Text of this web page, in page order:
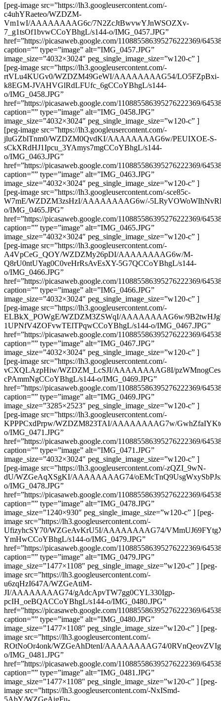
[peg-image src=”https://lh3.googleusercontent.com/-
c4uhYRaeteo/WZDZM-
Vm1wI/AAAAAAAAG6c/7N2ZcJtBwvwYJnWSOZXv-
7_g1tsOf1bvwCCoYBhgL/s144-o/IMG_0457.JPG”
href=”https://picasaweb.google.com/110885586395276222369/
caption=”” type=”image” alt=”IMG_0457.JPG”
image_size=”4032×3024″ peg_single_image_size=”w120-c” ]
[peg-image src=”https://lh3.googleusercontent.com/-
rtVLu4KUGv0/WZDZM49GeWI/AAAAAAAAG54/LO5FZpBxi-
k8EGM-JVAHVGlRdLFUfc_6gCCoYBhgL/s144-
o/IMG_0458.JPG”
href=”https://picasaweb.google.com/110885586395276222369/
caption=”” type=”image” alt=”IMG_0458.JPG”
image_size=”4032×3024″ peg_single_image_size=”w120-c” ]
[peg-image src=”https://lh3.googleusercontent.com/-
jluGZblTnm0/WZDZM0QvdKI/AAAAAAAAG6w/PEUIXOE-S-
sCkXRdHJ1Ipcu_3YAmys7mgCCoYBhgL/s144-
o/IMG_0463.JPG”
href=”https://picasaweb.google.com/110885586395276222369/
caption=”” type=”image” alt=”IMG_0463.JPG”
image_size=”4032×3024″ peg_single_image_size=”w120-c” ]
[peg-image src=”https://lh3.googleusercontent.com/-sce85c-
W7mE/WZDZM3zsHzI/AAAAAAAAG6w/-
o/IMG_0465.JPG”
href=”https://picasaweb.google.com/110885586395276222369/
caption=”” type=”image” alt=”IMG_0465.JPG”
image_size=”4032×3024″ peg_single_image_size=”w120-c” ]
[peg-image src=”https://lh3.googleusercontent.com/-
A4VpCeG_QOY/WZDZMy26pDI/AAAAAAAAG6w/M-
Q8rU0ntUYag0C0veHrRsAvEsXY-5G7QCCoYBhgL/s144-
o/IMG_0466.JPG”
href=”https://picasaweb.google.com/110885586395276222369/
caption=”” type=”image” alt=”IMG_0466.JPG”
image_size=”4032×3024″ peg_single_image_size=”w120-c” ]
[peg-image src=”https://lh3.googleusercontent.com/-
ELBkX_POWgE/WZDZM3ZSWqI/AAAAAAAAG6w/
1UPNfV4ZOFvwTElTPqwCCoYBhgL/s144-o/IMG_0467.JPG”
href=”https://picasaweb.google.com/110885586395276222369/
caption=”” type=”image” alt=”IMG_0467.JPG”
image_size=”4032×3024″ peg_single_image_size=”w120-c” ]
[peg-image src=”https://lh3.googleusercontent.com/-
vCXQLAzpHiw/WZDZM_LcSJI/AAAAAAAAG8I/
cPAmmNgCCoYBhgL/s144-o/IMG_0469.JPG”
href=”https://picasaweb.google.com/110885586395276222369/
caption=”” type=”image” alt=”IMG_0469.JPG”
image_size=”3285×2523″ peg_single_image_size=”w120-c” ]
[peg-image src=”https://lh3.googleusercontent.com/-
KPPPCxdPrpw/WZDZM823TAI/AAAAAAAAG7w/
o/IMG_0471.JPG”
href=”https://picasaweb.google.com/110885586395276222369/
caption=”” type=”image” alt=”IMG_0471.JPG”
image_size=”4032×3024″ peg_single_image_size=”w120-c” ]
[peg-image src=”https://lh3.googleusercontent.com/-zQZI_9wN-
dU/WZGeAqXSgKI/AAAAAAAAG74/
o/IMG_0478.JPG”
href=”https://picasaweb.google.com/110885586395276222369/
caption=”” type=”image” alt=”IMG_0478.JPG”
image_size=”1240×930″ peg_single_image_size=”w120-c” ] [peg-
image src=”https://lh3.googleusercontent.com/-
UfizyhcSY70/WZGeAvKrU5I/AAAAAAAAG74/
YmHwCCoYBhgL/s144-o/IMG_0479.JPG”
href=”https://picasaweb.google.com/110885586395276222369/
caption=”” type=”image” alt=”IMG_0479.JPG”
image_size=”1477×1108″ peg_single_image_size=”w120-c” ] [peg-
image src=”https://lh3.googleusercontent.com/-
u6zqHzI647A/WZGeAtiM-
JI/AAAAAAAAG74/gAdcApvTW7gg0CYL330Igp-
pcIH_oeBQACCoYBhgL/s144-o/IMG_0480.JPG”
href=”https://picasaweb.google.com/110885586395276222369/
caption=”” type=”image” alt=”IMG_0480.JPG”
image_size=”1477×1108″ peg_single_image_size=”w120-c” ] [peg-
image src=”https://lh3.googleusercontent.com/-
ROtNoOr4onk/WZGeAhDtenI/AAAAAAAAG74/
o/IMG_0481.JPG”
href=”https://picasaweb.google.com/110885586395276222369/
caption=”” type=”image” alt=”IMG_0481.JPG”
image_size=”1477×1108″ peg_single_image_size=”w120-c” ] [peg-
image src=”https://lh3.googleusercontent.com/-NxISmd-
5AbY/WZGeAigFu-